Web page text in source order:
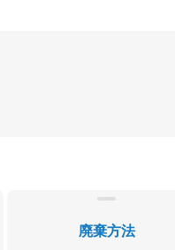
廃棄方法